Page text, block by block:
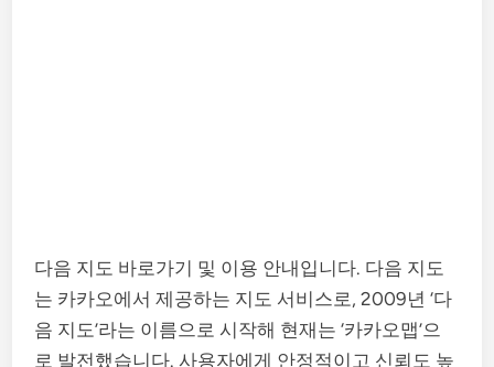
다음 지도 바로가기 및 이용 안내입니다. 다음 지도
는 카카오에서 제공하는 지도 서비스로, 2009년 ‘다
음 지도’라는 이름으로 시작해 현재는 ‘카카오맵’으
로 발전했습니다. 사용자에게 안정적이고 신뢰도 높